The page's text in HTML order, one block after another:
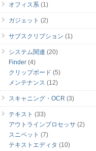
オフィス系 (1)
ガジェット (2)
サブスクリプション (1)
システム関連 (20)
Finder (4)
クリップボード (5)
メンテナンス (12)
スキャニング・OCR (3)
テキスト (33)
アウトラインプロセッサ (2)
スニペット (7)
テキストエディタ (10)